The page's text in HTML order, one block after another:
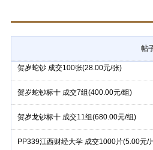
帖
贺岁蛇钞标十 成交7组(400.00元/组)
贺岁龙钞标十 成交11组(680.00元/组)
PP339江西财经大学 成交1000片(5.00元/